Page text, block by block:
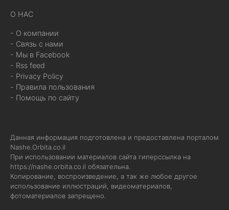
О НАС
- О компании
- Связь с нами
- Мы в Facebook
- Rss feed
- Privacy Policy
- Правила пользования
- Помощь по сайту
Данная информация подготовлена и предоставлена порталом
Nashe.Orbita.co.il
При использовании материалов сайта гиперссылка на
https://nashe.orbita.co.il обязательна.
Копирование, воспроизведение, а так же любое другое
использование иллюстраций, видеоматериалов,
фотоматериалов запрещено.